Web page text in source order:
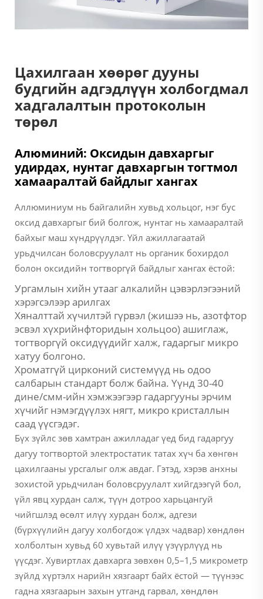
Цахилгаан хөөрөг дууны
будгийн адгэдлүүн холбогдмал
хадгалалтын протоколын
төрөл
Алюминий: Оксидын давхаргыг
удирдах, нунтаг давхаргын тогтмол
хамааралтай байдлыг хангах
Аллюминиум нь байгалийн хувьд хольцог, нэг бус
оксид давхаргыг бий болгож, нунтаг нь хамааралтай
байхыг маш хүндрүүлдэг. Үйл ажиллагаатай
урьдчилсан боловсруулалт нь органик бохирдол
болон оксидийн тогтворгүй байдлыг хангах ёстой:
Ургамлын хийн утааг алкалийн цэвэрлэгээний
хэрэгсэлээр арилгах
Хяналттай хүчилтэй гүрвэл (жишээ нь, азотфтор
эсвэл хүхрийнфторидын хольцоо) ашиглаж,
тогтворгүй оксидүүдийг халж, гадаргыг микро
хатуу болгоно.
Хроматгүй цирконий системүүд нь одоо
салбарын стандарт болж байна. Үүнд 30-40
дине/смм-ийн хэмжээгээр гадаргууны эрчим
хүчийг нэмэгдүүлэх нягт, микро кристаллын
саад үүсгэдэг.
Бүх зүйлс зөв хамтран ажилладаг үед бид гадаргуу
дагуу тогтвортой электростатик татах хүч ба хөнгөн
цахилгааны урсгалыг олж авдаг. Гэтэд, хэрэв анхны
зохистой урьдчилан боловсруулалт хийгдээгүй бол,
үйл явц хурдан салж, түүн дотроо харьцангуй
чийгшлэд өсөлт илүү хурдан болж, адгези
(бүрхүүлийн дагуу холбогдож үлдэх чадвар) хөндлөн
холболтын хувьд 60 хувьтай илүү үзүүрлүүд нь
үүсдэг. Хувиртлах давхарга зөвхөн 0,5–1,5 микрометр
зүйлд хүртэлх нарийн хязгаарт байх ёстой — түүнээс
гадна хязгаарын захын утганд гарвал, хөндлөн